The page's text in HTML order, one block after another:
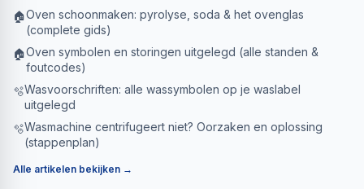
🏠Oven schoonmaken: pyrolyse, soda & het ovenglas
(complete gids)
🏠Oven symbolen en storingen uitgelegd (alle standen &
foutcodes)
🫧Wasvoorschriften: alle wassymbolen op je waslabel
uitgelegd
🫧Wasmachine centrifugeert niet? Oorzaken en oplossing
(stappenplan)
Alle artikelen bekijken →